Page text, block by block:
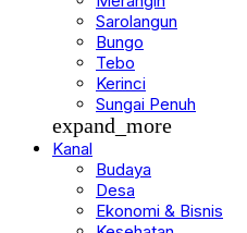
Sarolangun
Bungo
Tebo
Kerinci
Sungai Penuh
expand_more
Kanal
Budaya
Desa
Ekonomi & Bisnis